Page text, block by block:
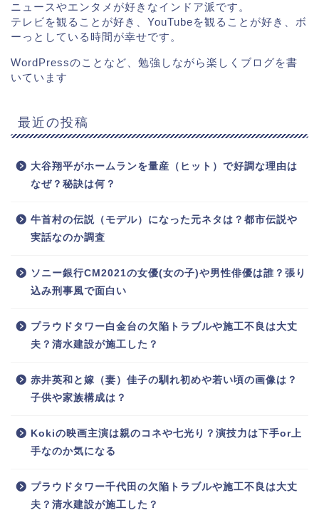
ニュースやエンタメが好きなインドア派です。
テレビを観ることが好き、YouTubeを観ることが好き、ボ
ーっとしている時間が幸せです。
WordPressのことなど、勉強しながら楽しくブログを書
いています
最近の投稿
大谷翔平がホームランを量産（ヒット）で好調な理由は
なぜ？秘訣は何？
牛首村の伝説（モデル）になった元ネタは？都市伝説や
実話なのか調査
ソニー銀行CM2021の女優(女の子)や男性俳優は誰？張り
込み刑事風で面白い
プラウドタワー白金台の欠陥トラブルや施工不良は大丈
夫？清水建設が施工した？
赤井英和と嫁（妻）佳子の馴れ初めや若い頃の画像は？
子供や家族構成は？
Kokiの映画主演は親のコネや七光り？演技力は下手or上
手なのか気になる
プラウドタワー千代田の欠陥トラブルや施工不良は大丈
夫？清水建設が施工した？